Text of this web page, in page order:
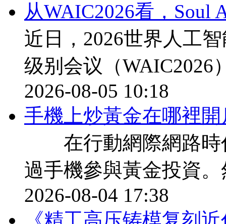
从WAIC2026看，Soul
近日，2026世界人工
级别会议（WAIC2026
2026-08-05 10:18
手機上炒黃金在哪裡
在行動網際網路時
過手機參與黃金投資
2026-08-04 17:38